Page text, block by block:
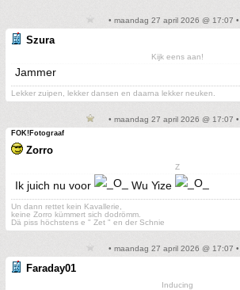
• maandag 27 april 2026 @ 17:07
Szura
Kijk eens aan!
Jammer
Lekker zuipen, lekker dansen en daarna lekker neuken.
• maandag 27 april 2026 @ 17:07
FOK!Fotograaf
Zorro
Z
Ik juich nu voor Wu Yize
Un dann rettet kein Kavallerie,
keine Zorro kümmert sich dodrömm.
Dä piss höchstens e " Zet " en der Schnie
• maandag 27 april 2026 @ 17:07
Faraday01
Inducing